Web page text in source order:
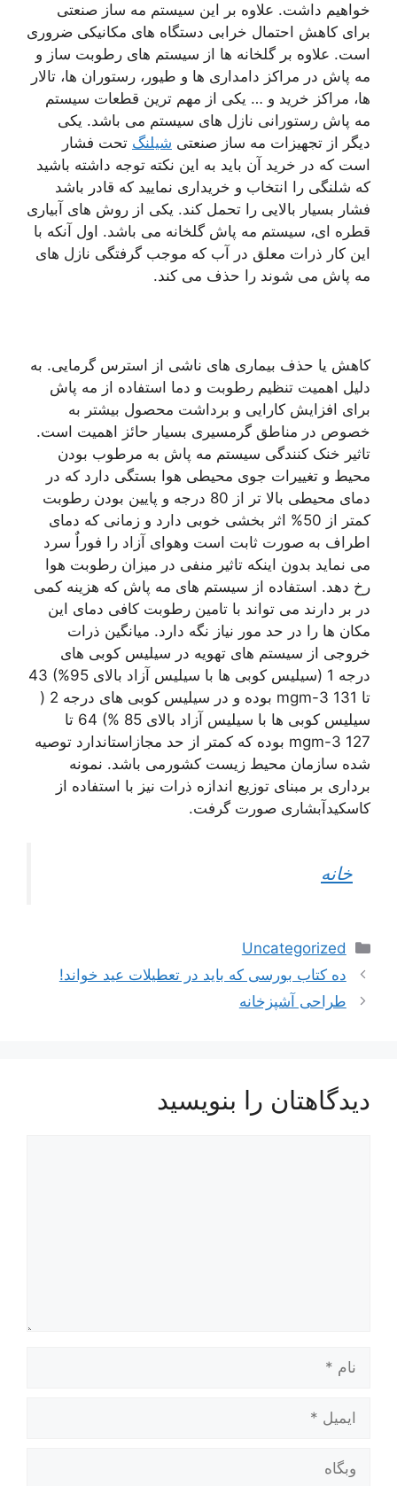
خواهیم داشت. علاوه بر این سیستم مه ساز صنعتی
برای کاهش احتمال خرابی دستگاه های مکانیکی ضروری
است. علاوه بر گلخانه ها از سیستم های رطوبت ساز و
مه پاش در مراکز دامداری ها و طیور، رستوران ها، تالار
ها، مراکز خرید و … یکی از مهم ترین قطعات سیستم
مه پاش رستورانی نازل های سیستم می باشد. یکی
دیگر از تجهیزات مه ساز صنعتیشیلنگتحت فشار
است که در خرید آن باید به این نکته توجه داشته باشید
که شلنگی را انتخاب و خریداری نمایید که قادر باشد
فشار بسیار بالایی را تحمل کند. یکی از روش های آبیاری
قطره ای، سیستم مه پاش گلخانه می باشد. اول آنکه با
این کار ذرات معلق در آب که موجب گرفتگی نازل های
مه پاش می شوند را حذف می کند.
کاهش یا حذف بیماری های ناشی از استرس گرمایی. به
دلیل اهمیت تنظیم رطوبت و دما استفاده از مه پاش
برای افزایش کارایی و برداشت محصول بیشتر به
خصوص در مناطق گرمسیری بسیار حائز اهمیت است.
تاثیر خنک کنندگی سیستم مه پاش به مرطوب بودن
محیط و تغییرات جوی محیطی هوا بستگی دارد که در
دمای محیطی بالا تر از 80 درجه و پایین بودن رطوبت
کمتر از 50% اثر بخشی خوبی دارد و زمانی که دمای
اطراف به صورت ثابت است وهوای آزاد را فوراٌ سرد
می نماید بدون اینکه تاثیر منفی در میزان رطوبت هوا
رخ دهد. استفاده از سیستم های مه پاش که هزینه کمی
در بر دارند می تواند با تامین رطوبت کافی دمای این
مکان ها را در حد مور نیاز نگه دارد. میانگین ذرات
خروجی از سیستم های تهویه در سیلیس کوبی های
درجه 1 (سیلیس کوبی ها با سیلیس آزاد بالای 95%) 43
تا mgm-3 131 بوده و در سیلیس کوبی های درجه 2 (
سیلیس کوبی ها با سیلیس آزاد بالای 85 %) 64 تا
mgm-3 127 بوده که کمتر از حد مجازاستاندارد توصیه
شده سازمان محیط زیست کشورمی باشد. نمونه
برداری بر مبنای توزیع اندازه ذرات نیز با استفاده از
کاسکیدآبشاری صورت گرفت.
خانه
دسته‌ها
Uncategorized
ده کتاب بورسی که باید در تعطیلات عید خواند!
طراحی آشپزخانه
دیدگاهتان را بنویسید